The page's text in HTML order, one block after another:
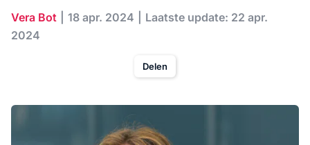
Vera Bot 18 apr. 2024
Laatste update: 22 apr.
2024
Delen